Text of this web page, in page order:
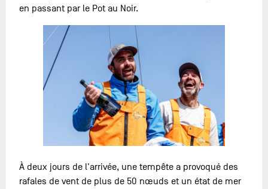
en passant par le Pot au Noir.
À deux jours de l'arrivée, une tempête a provoqué des
rafales de vent de plus de 50 nœuds et un état de mer